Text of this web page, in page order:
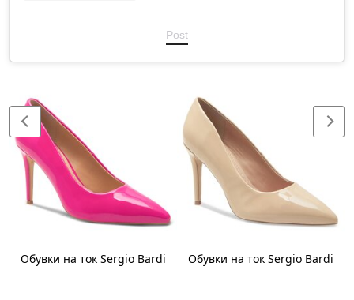
Post
Обувки на ток Sergio Bardi Обувки на ток Sergio Bardi